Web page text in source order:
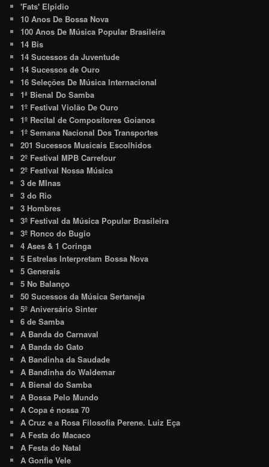
'Fats' Elpidio
10 Anos De Bossa Nova
100 Anos De Música Popular Brasileira
14 Bis
14 Sucessos da Juventude
14 Sucessos de Ouro
16 Seleções De Música Internacional
1ª Bienal Do Samba
1º Festival Violão De Ouro
1º Recital de Compositores Goianos
1º Semana Nacional Dos Transportes
201 Sucessos Musicais Escolhidos
2º Festival MPB Carrefour
2º Festival Nossa Música
3 de MInas
3 do Rio
3 Hombres
3º Festival da Música Popular Brasileira
3º Ronco do Bugio
4 Ases & 1 Coringa
5 Estrelas Interpretam Bossa Nova
5 Generais
5 No Balanço
50 Sucessos da Música Sertaneja
5º Aniversário Sinter
6 de Samba
A Banda do Carnaval
A Banda do Gato
A Bandinha da Saudade
A Bandinha do Waldemar
A Bienal do Samba
A Bossa Pelo Mundo
A Copa é nossa 70
A Cruz e a Rosa Filosofia Perene. Luiz Eça
A Festa do Macaco
A Festa do Natal
A Gonfie Vele